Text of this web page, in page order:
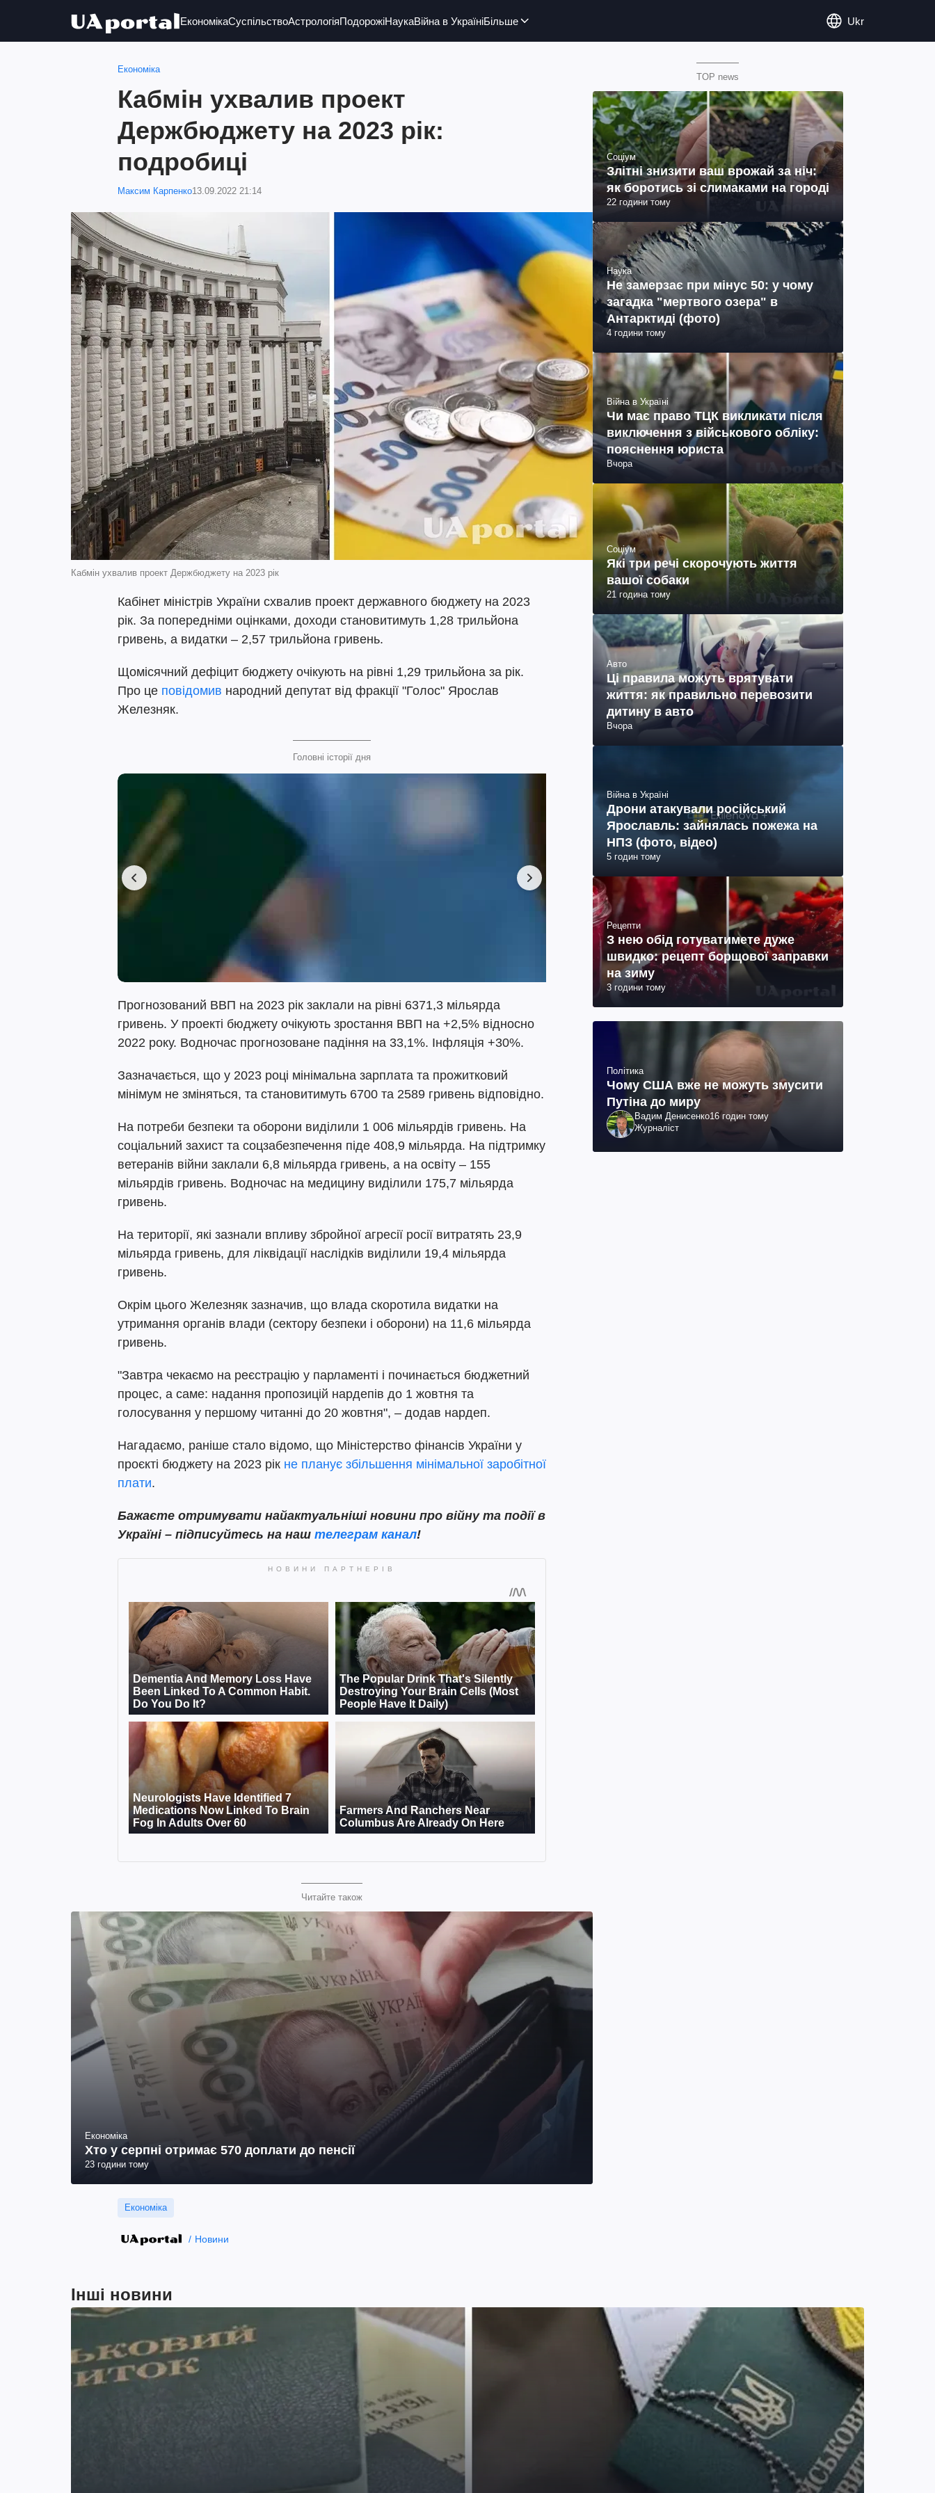
ЕкономікаСуспільствоАстрологіяПодорожіНаукаВійна в УкраїніБільше Ukr
Економіка
Кабмін ухвалив проект
Держбюджету на 2023 рік:
подробиці
Максим Карпенко13.09.2022 21:14
Кабмін ухвалив проект Держбюджету на 2023 рік
Кабінет міністрів України схвалив проект державного бюджету на 2023
рік. За попередніми оцінками, доходи становитимуть 1,28 трильйона
гривень, а видатки – 2,57 трильйона гривень.
Щомісячний дефіцит бюджету очікують на рівні 1,29 трильйона за рік.
Про це повідомив народний депутат від фракції "Голос" Ярослав
Железняк.
Головні історії дня
Прогнозований ВВП на 2023 рік заклали на рівні 6371,3 мільярда
гривень. У проекті бюджету очікують зростання ВВП на +2,5% відносно
2022 року. Водночас прогнозоване падіння на 33,1%. Інфляція +30%.
Зазначається, що у 2023 році мінімальна зарплата та прожитковий
мінімум не зміняться, та становитимуть 6700 та 2589 гривень відповідно.
На потреби безпеки та оборони виділили 1 006 мільярдів гривень. На
соціальний захист та соцзабезпечення піде 408,9 мільярда. На підтримку
ветеранів війни заклали 6,8 мільярда гривень, а на освіту – 155
мільярдів гривень. Водночас на медицину виділили 175,7 мільярда
гривень.
На території, які зазнали впливу збройної агресії росії витратять 23,9
мільярда гривень, для ліквідації наслідків виділили 19,4 мільярда
гривень.
Окрім цього Железняк зазначив, що влада скоротила видатки на
утримання органів влади (сектору безпеки і оборони) на 11,6 мільярда
гривень.
"Завтра чекаємо на реєстрацію у парламенті і починається бюджетний
процес, а саме: надання пропозицій нардепів до 1 жовтня та
голосування у першому читанні до 20 жовтня", – додав нардеп.
Нагадаємо, раніше стало відомо, що Міністерство фінансів України у
проєкті бюджету на 2023 рік не планує збільшення мінімальної заробітної
плати.
Бажаєте отримувати найактуальніші новини про війну та події в
Україні – підписуйтесь на наш телеграм канал!
Читайте також
Економіка
Хто у серпні отримає 570 доплати до пенсії
23 години тому
Економіка
Новини
TOP news
Соціум
Злітні знизити ваш врожай за ніч:
як боротись зі слимаками на городі
22 години тому
Наука
Не замерзає при мінус 50: у чому
загадка "мертвого озера" в
Антарктиді (фото)
4 години тому
Війна в Україні
Чи має право ТЦК викликати після
виключення з військового обліку:
пояснення юриста
Вчора
Соціум
Які три речі скорочують життя
вашої собаки
21 година тому
Авто
Ці правила можуть врятувати
життя: як правильно перевозити
дитину в авто
Вчора
Війна в Україні
Дрони атакували російський
Ярославль: зайнялась пожежа на
НПЗ (фото, відео)
5 годин тому
Рецепти
З нею обід готуватимете дуже
швидко: рецепт борщової заправки
на зиму
3 години тому
Політика
Чому США вже не можуть змусити
Путіна до миру
Вадим Денисенко16 годин тому
Журналіст
Інші новини